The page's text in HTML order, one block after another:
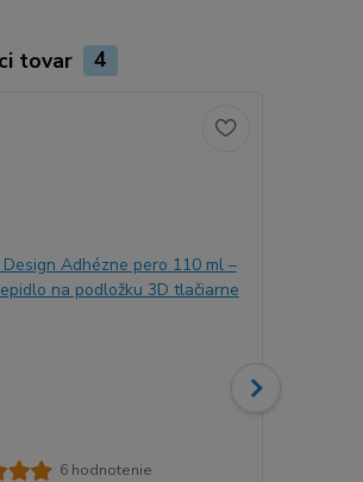
tovar 4
6 hodnotenie